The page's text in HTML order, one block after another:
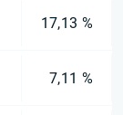
17,13 %
7,11 %